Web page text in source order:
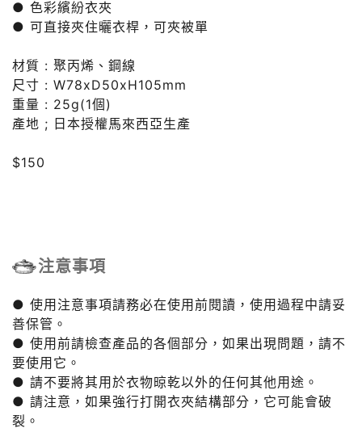
● 色彩繽紛衣夾
● 可直接夾住曬衣桿，可夾被單
材質 : 聚丙烯、鋼線
尺寸 : W78xD50xH105mm
重量 : 25g(1個)
產地 ; 日本授權馬來西亞生產
$150
注意事項
● 使用注意事項請務必在使用前閱讀，使用過程中請妥
善保管。
● 使用前請檢查產品的各個部分，如果出現問題，請不
要使用它。
● 請不要將其用於衣物晾乾以外的任何其他用途。
● 請注意，如果強行打開衣夾結構部分，它可能會破
裂。